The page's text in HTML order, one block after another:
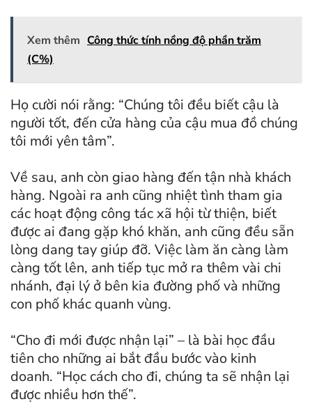
Xem thêm Công thức tính nồng độ phần trăm
(C%)
Họ cười nói rằng: “Chúng tôi đều biết cậu là
người tốt, đến cửa hàng của cậu mua đồ chúng
tôi mới yên tâm”.
Về sau, anh còn giao hàng đến tận nhà khách
hàng. Ngoài ra anh cũng nhiệt tình tham gia
các hoạt động công tác xã hội từ thiện, biết
được ai đang gặp khó khăn, anh cũng đều sẵn
lòng dang tay giúp đỡ. Việc làm ăn càng làm
càng tốt lên, anh tiếp tục mở ra thêm vài chi
nhánh, đại lý ở bên kia đường phố và những
con phố khác quanh vùng.
“Cho đi mới được nhận lại” – là bài học đầu
tiên cho những ai bắt đầu bước vào kinh
doanh. “Học cách cho đi, chúng ta sẽ nhận lại
được nhiều hơn thế”.